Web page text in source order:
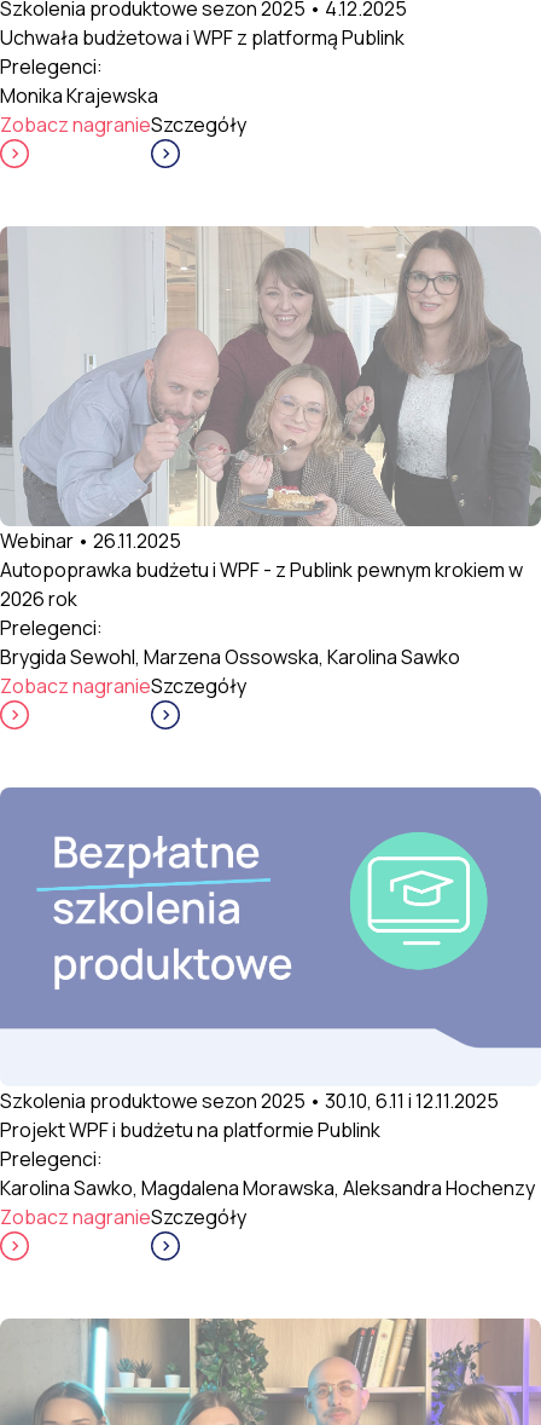
Szkolenia produktowe sezon 2025 • 4.12.2025
Uchwała budżetowa i WPF z platformą Publink
Prelegenci:
Monika Krajewska
Zobacz nagranieSzczegóły
Webinar • 26.11.2025
Autopoprawka budżetu i WPF - z Publink pewnym krokiem w
2026 rok
Prelegenci:
Brygida Sewohl, Marzena Ossowska, Karolina Sawko
Zobacz nagranieSzczegóły
Szkolenia produktowe sezon 2025 • 30.10, 6.11 i 12.11.2025
Projekt WPF i budżetu na platformie Publink
Prelegenci:
Karolina Sawko, Magdalena Morawska, Aleksandra Hochenzy
Zobacz nagranieSzczegóły